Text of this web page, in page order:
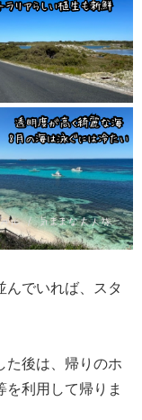
んでいれば、スタ
た後は、帰りのホ
利用して帰りま